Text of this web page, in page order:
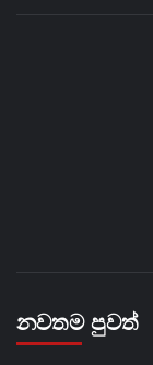
නවතම පුවත්